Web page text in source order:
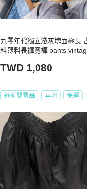
九零年代獨立淺灰塊面極長
料薄料長褲寬褲 pants vintag
TWD 1,080
近新閒置品 本地 免運